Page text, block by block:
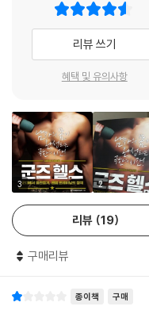
덩키 킥
티라노 워크
스쿼트
덤벨 스쿼트
덤벨 레그 익스텐션
와이드 스쿼트
월 런지
런지
덤벨 런지
덤벨 스티프 데드리프트
근육의 자극을 제대로 느껴야
초보자부터 중급자까지 단계
근육을 키우려면 남들과는
자극을 느낄 수 있을 때까지
다 어떤 근육을 자극하며 움
만 매번 같은 중량과 같은 방
성장을 멈추게 된다. 그렇기
이 쉽게 적응하지 않고, 자극
다. 운동의 단계에 따라 당연
필요에 따라 덤벨을 이용하여
과체중에 대한 맞춤별 식단
자세 교정, 근육통, 부상 예방을
리뷰 쓰기
혜택 및 유의사항
3 2
리뷰 19
구매리뷰
종이책 구매